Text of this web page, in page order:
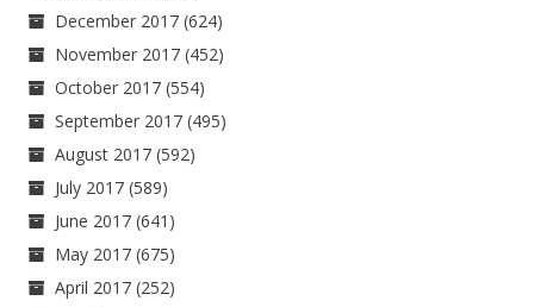
December 2017 (624)
November 2017 (452)
October 2017 (554)
September 2017 (495)
August 2017 (592)
July 2017 (589)
June 2017 (641)
May 2017 (675)
April 2017 (252)